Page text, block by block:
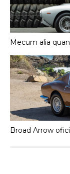
Mecum alia
Broad Arrow